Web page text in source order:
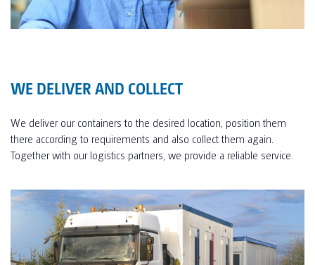
WE DELIVER AND COLLECT
We deliver our containers to the desired location, position them
there according to requirements and also collect them again.
Together with our logistics partners, we provide a reliable service.